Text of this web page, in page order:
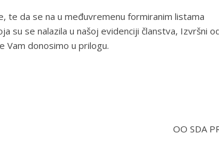
te da se na u međuvremenu formiranim listama
su se nalazila u našoj evidenciji članstva, Izvršni
Vam donosimo u prilogu.
OO SDA